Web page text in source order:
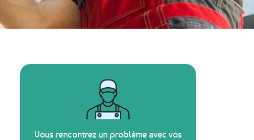
Vous rencontrez un problème avec vos